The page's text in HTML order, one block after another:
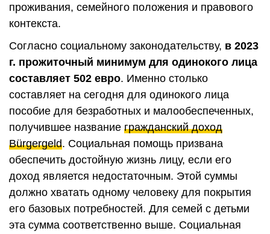
проживания, семейного положения и правового
контекста.
Согласно социальному законодательству, в 2023
г. прожиточный минимум для одинокого лица
составляет 502 евро. Именно столько
составляет на сегодня для одинокого лица
пособие для безработных и малообеспеченных,
получившее название гражданский доход
Bürgergeld. Социальная помощь призвана
обеспечить достойную жизнь лицу, если его
доход является недостаточным. Этой суммы
должно хватать одному человеку для покрытия
его базовых потребностей. Для семей с детьми
эта сумма соответственно выше. Социальная